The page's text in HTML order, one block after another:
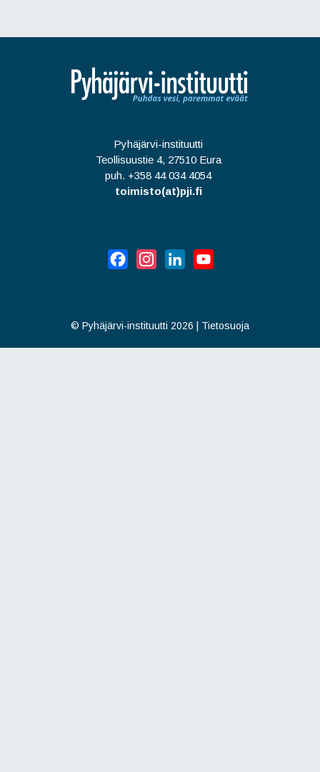
Pyhäjärvi-instituutti
Teollisuustie 4, 27510 Eura
puh. +358 44 034 4054
toimisto(at)pji.fi
FacebookInstagram
LinkedIn
© Pyhäjärvi-instituutti 2026 Tietosuoja